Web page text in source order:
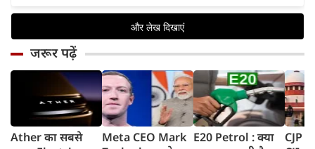
जरूर पढ़ें
Ather का सबसे
Meta CEO Mark E20 Petrol : क्या
CJP